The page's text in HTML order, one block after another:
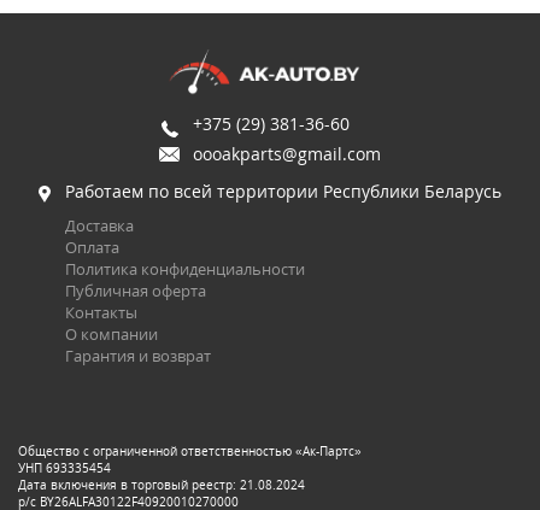
+375 (29) 381-36-60
oooakparts@gmail.com
Работаем по всей территории Республики Беларусь
Доставка
Оплата
Политика конфиденциальности
Публичная оферта
Контакты
О компании
Гарантия и возврат
Общество с ограниченной ответственностью «Ак-Партс»
УНП 693335454
Дата включения в торговый реестр: 21.08.2024
р/с BY26ALFA30122F40920010270000